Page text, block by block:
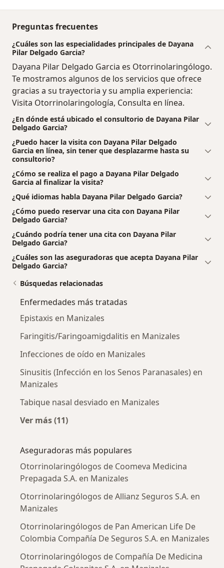
Preguntas frecuentes
¿Cuáles son las especialidades principales de Dayana
Pilar Delgado Garcia?
Dayana Pilar Delgado Garcia es Otorrinolaringólogo.
Te mostramos algunos de los servicios que ofrece
gracias a su trayectoria y su amplia experiencia:
Visita Otorrinolaringología, Consulta en línea.
¿En dónde está ubicado el consultorio de Dayana Pilar
Delgado Garcia?
¿Puedo hacer la visita con Dayana Pilar Delgado
Garcia en línea, sin tener que desplazarme hasta su
consultorio?
¿Cómo se realiza el pago a Dayana Pilar Delgado
Garcia al finalizar la visita?
¿Qué idiomas habla Dayana Pilar Delgado Garcia?
¿Cómo puedo reservar una cita con Dayana Pilar
Delgado Garcia?
¿Cuándo podría tener una cita con Dayana Pilar
Delgado Garcia?
¿Cuáles son las aseguradoras que acepta Dayana Pilar
Delgado Garcia?
Búsquedas relacionadas
Enfermedades más tratadas
Epistaxis en Manizales
Faringitis/Faringoamigdalitis en Manizales
Infecciones de oído en Manizales
Sinusitis (Infección en los Senos Paranasales) en
Manizales
Tabique nasal desviado en Manizales
Ver más (11)
Aseguradoras más populares
Otorrinolaringólogos de Coomeva Medicina
Prepagada S.A. en Manizales
Otorrinolaringólogos de Allianz Seguros S.A. en
Manizales
Otorrinolaringólogos de Pan American Life De
Colombia Compañía De Seguros S.A. en Manizales
Otorrinolaringólogos de Compañía De Medicina